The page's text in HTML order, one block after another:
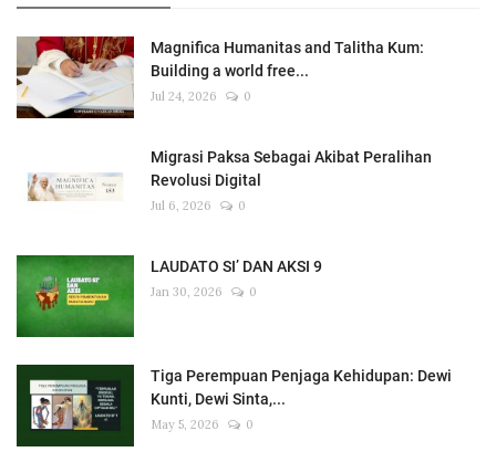
Magnifica Humanitas and Talitha Kum:
Building a world free...
Jul 24, 2026 0
Migrasi Paksa Sebagai Akibat Peralihan
Revolusi Digital
Jul 6, 2026 0
LAUDATO SI’ DAN AKSI 9
Jan 30, 2026 0
Tiga Perempuan Penjaga Kehidupan: Dewi
Kunti, Dewi Sinta,...
May 5, 2026 0